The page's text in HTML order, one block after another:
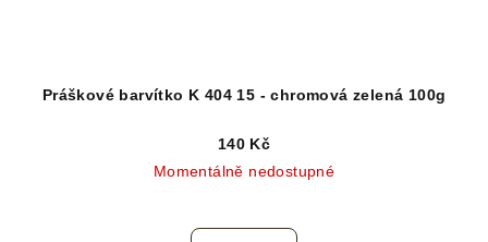
Práškové barvítko K 404 15 - chromová zelená 100g
140 Kč
Momentálně nedostupné